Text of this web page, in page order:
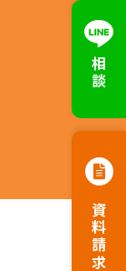
相談
資料請求